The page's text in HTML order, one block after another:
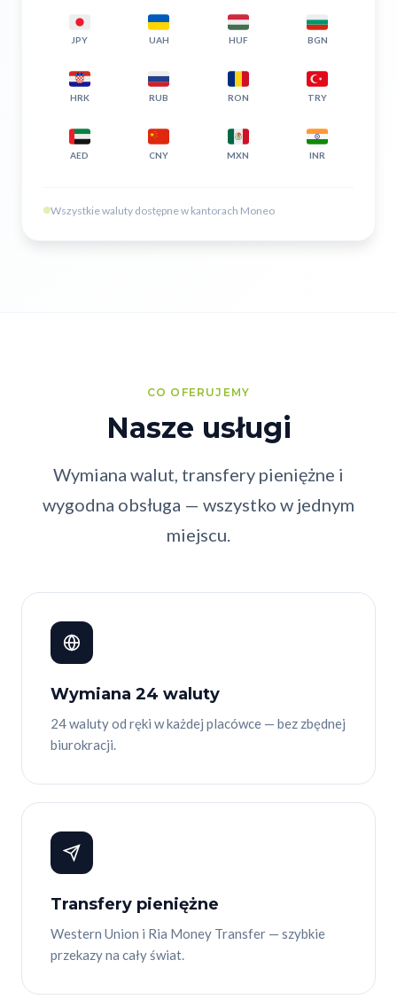
JPY UAH HUF BGN
HRK RUB RON TRY
AED CNY MXN INR
Wszystkie waluty dostępne w kantorach Moneo
CO OFERUJEMY
Nasze usługi
Wymiana walut, transfery pieniężne i
wygodna obsługa — wszystko w jednym
miejscu.
Wymiana 24 waluty
24 waluty od ręki w każdej placówce — bez zbędnej
biurokracji.
Transfery pieniężne
Western Union i Ria Money Transfer — szybkie
przekazy na cały świat.